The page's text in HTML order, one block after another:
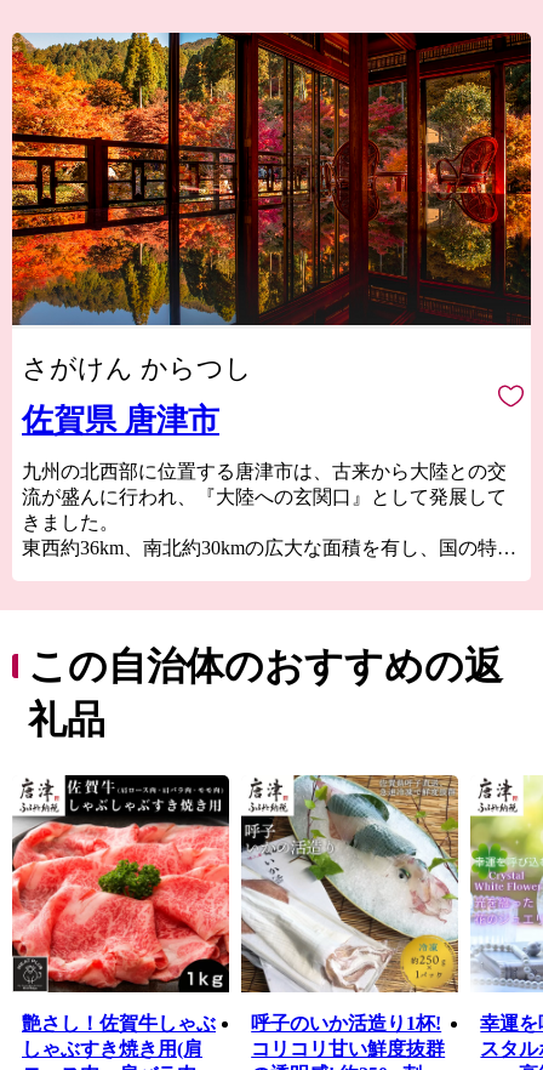
さがけん からつし
佐賀県 唐津市
九州の北西部に位置する唐津市は、古来から大陸との交
流が盛んに行われ、『大陸への玄関口』として発展して
きました。
東西約36km、南北約30kmの広大な面積を有し、国の特別
品“唐津焼”、日本三大朝市”呼子の朝市”など、自然・歴
史・文化に溢れています。
この自治体のおすすめの返
礼品
艶さし！佐賀牛しゃぶ
しゃぶすき焼き用(肩
呼子のいか活造り1杯!
コリコリ甘い鮮度抜群
幸運を
スタ